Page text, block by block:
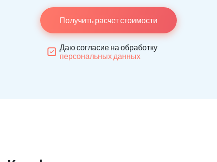
Получить расчет стоимости
Даю согласие на обработку
персональных данных